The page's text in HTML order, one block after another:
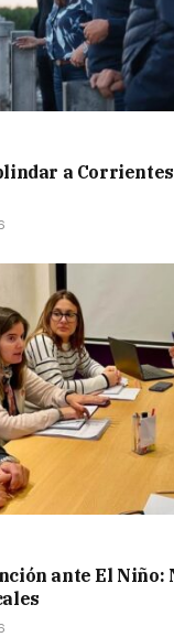
a
ante El Niño: